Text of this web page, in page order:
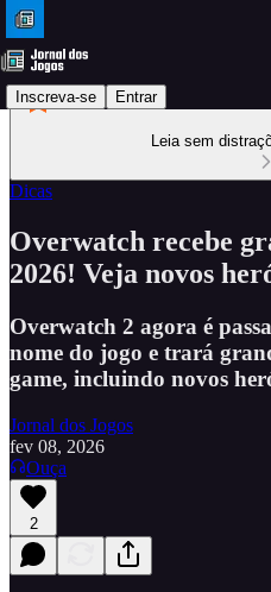
Inscreva-se Entrar
Leia sem
Dicas
Overwatch recebe
2026! Veja novos
Overwatch 2 agora é
nome do jogo e trará
game, incluindo novos
Jornal dos Jogos
fev 08, 2026
Ouça
2